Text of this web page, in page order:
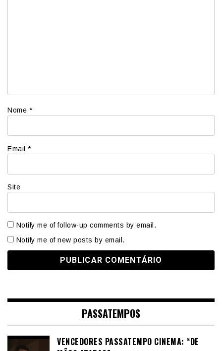
Nome *
Email *
Site
Notify me of follow-up comments by email.
Notify me of new posts by email.
PASSATEMPOS
VENCEDORES PASSATEMPO CINEMA: “DE